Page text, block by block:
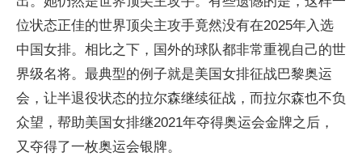
位状态正佳的世界顶尖主攻手竟然没有在2025年入选
中国女排。相比之下，国外的球队都非常重视自己的世
界级名将。最典型的例子就是美国女排征战巴黎奥运
会，让半退役状态的拉尔森继续征战，而拉尔森也不负
众望，帮助美国女排继2021年夺得奥运会金牌之后，
又夺得了一枚奥运会银牌。